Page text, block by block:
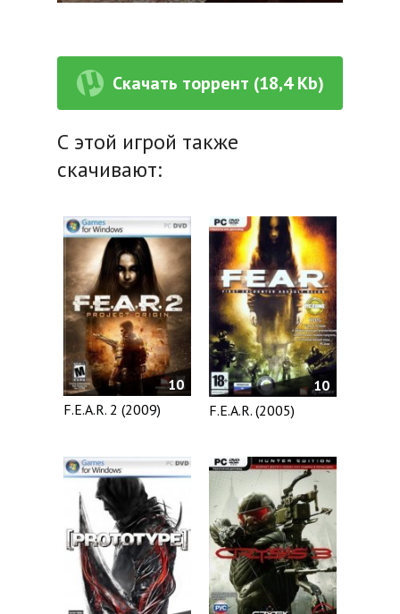
Скачать торрент (18,4 Kb)
С этой игрой также
скачивают:
10
F.E.A.R. 2 (2009)
10
F.E.A.R. (2005)